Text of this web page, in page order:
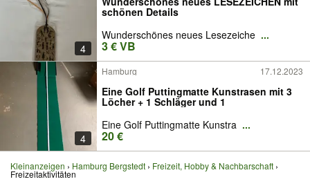
4
schönen Details
Wunderschönes neues Lesezeiche ...
3 € VB
4
Hamburg 17.12.2023
Eine Golf Puttingmatte Kunstrasen mit 3
Löcher + 1 Schläger und 1
Eine Golf Puttingmatte Kunstra ...
20 €
Kleinanzeigen Hamburg Bergstedt Freizeit, Hobby & Nachbarschaft
Freizeitaktivitäten